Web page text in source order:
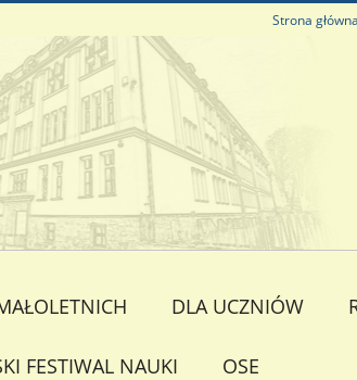
Strona główna
DLA UCZNIÓW
FESTIWAL NAUKI OSE